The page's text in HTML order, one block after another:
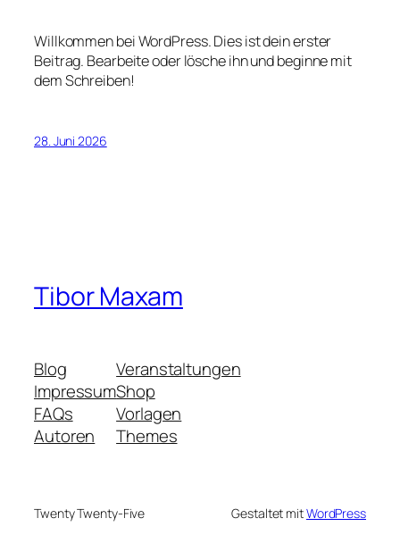
Willkommen bei WordPress. Dies ist dein erster
Beitrag. Bearbeite oder lösche ihn und beginne mit
dem Schreiben!
28. Juni 2026
Tibor Maxam
Blog
Impressum
FAQs
Autoren
Veranstaltungen
Shop
Vorlagen
Themes
Twenty Twenty-Five Gestaltet mitWordPress